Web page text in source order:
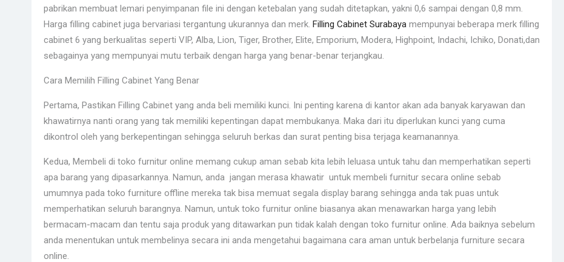
pabrikan membuat lemari penyimpanan file ini dengan ketebalan yang sudah ditetapkan, yakni 0,6 sampai dengan 0,8 mm.
Harga filling cabinet juga bervariasi tergantung ukurannya dan merk. Filling Cabinet Surabaya mempunyai beberapa merk filling
cabinet 6 yang berkualitas seperti VIP, Alba, Lion, Tiger, Brother, Elite, Emporium, Modera, Highpoint, Indachi, Ichiko, Donati,dan
sebagainya yang mempunyai mutu terbaik dengan harga yang benar-benar terjangkau.
Cara Memilih Filling Cabinet Yang Benar
Pertama, Pastikan Filling Cabinet yang anda beli memiliki kunci. Ini penting karena di kantor akan ada banyak karyawan dan
khawatirnya nanti orang yang tak memiliki kepentingan dapat membukanya. Maka dari itu diperlukan kunci yang cuma
dikontrol oleh yang berkepentingan sehingga seluruh berkas dan surat penting bisa terjaga keamanannya.
Kedua, Membeli di toko furnitur online memang cukup aman sebab kita lebih leluasa untuk tahu dan memperhatikan seperti
apa barang yang dipasarkannya. Namun, anda jangan merasa khawatir untuk membeli furnitur secara online sebab
umumnya pada toko furniture offline mereka tak bisa memuat segala display barang sehingga anda tak puas untuk
memperhatikan seluruh barangnya. Namun, untuk toko furnitur online biasanya akan menawarkan harga yang lebih
bermacam-macam dan tentu saja produk yang ditawarkan pun tidak kalah dengan toko furnitur online. Ada baiknya sebelum
anda menentukan untuk membelinya secara ini anda mengetahui bagaimana cara aman untuk berbelanja furniture secara
online.